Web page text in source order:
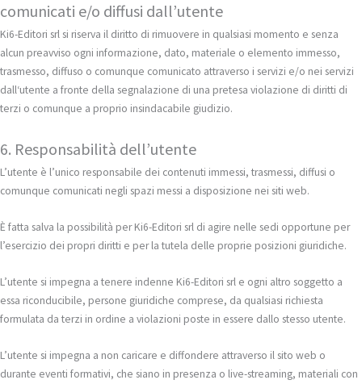
comunicati e/o diffusi dall’utente
Ki6-Editori srl si riserva il diritto di rimuovere in qualsiasi momento e senza
alcun preavviso ogni informazione, dato, materiale o elemento immesso,
trasmesso, diffuso o comunque comunicato attraverso i servizi e/o nei servizi
dall‘utente a fronte della segnalazione di una pretesa violazione di diritti di
terzi o comunque a proprio insindacabile giudizio.
6. Responsabilità dell’utente
L’utente è l’unico responsabile dei contenuti immessi, trasmessi, diffusi o
comunque comunicati negli spazi messi a disposizione nei siti web.
È fatta salva la possibilità per Ki6-Editori srl di agire nelle sedi opportune per
l’esercizio dei propri diritti e per la tutela delle proprie posizioni giuridiche.
L’utente si impegna a tenere indenne Ki6-Editori srl e ogni altro soggetto a
essa riconducibile, persone giuridiche comprese, da qualsiasi richiesta
formulata da terzi in ordine a violazioni poste in essere dallo stesso utente.
L’utente si impegna a non caricare e diffondere attraverso il sito web o
durante eventi formativi, che siano in presenza o live-streaming, materiali con